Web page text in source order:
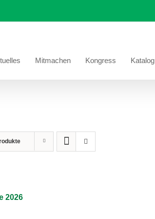
Mitmachen Kongress Katalog
2026